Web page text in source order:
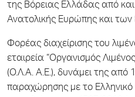
της Βόρειας Ελλάδας από
Ανατολικής Ευρώπης και των
Φορέας διαχείρισης του
εταιρεία “Οργανισμός
(Ο.Λ.Α. Α.Ε.), δυνάμει της από
παραχώρησης με το Ελληνικό